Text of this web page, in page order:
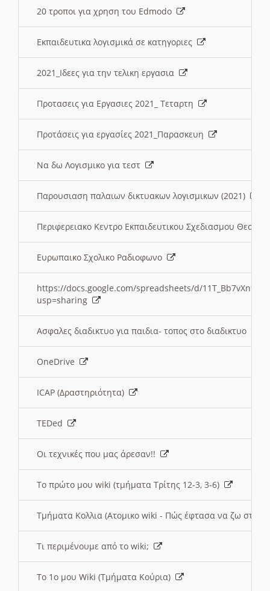
20 τροποι για χρηση του Edmodo
Εκπαιδευτικα λογισμικά σε κατηγοριες
2021_Ιδεες για την τελικη εργασια
Προτασεις για Εργασιες 2021_ Τεταρτη
Προτάσεις για εργασίες 2021_Παρασκευη
Να δω Λογισμικο για τεστ
Παρουσιαση παλαιων δικτυακων λογισμικων (2021)
Περιφερειακο Κεντρο Εκπαιδευτικου Σχεδιασμου
Ευρωπαικο Σχολικο Ραδιοφωνο
https://docs.google.com/spreadsheets/d/
usp=sharing
Ασφαλες διαδικτυο για παιδια- τοπος στο διαδικτυο
OneDrive
ICAP (Δραστηριότητα)
TEDed
Οι τεχνικές που μας άρεσαν!!
Το πρώτο μου wiki (τμήματα Τρίτης 12-3, 3-6)
Τμήματα Κολλια (Ατομικο wiki - Πώς έφτασα να ζω στην
Τι περιμένουμε από το wiki;
Το 1ο μου Wiki (Τμήματα Κούρια)